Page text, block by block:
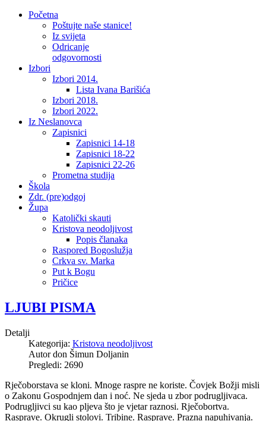
Početna
Poštujte naše stanice!
Iz svijeta
Odricanje
odgovornosti
Izbori
Izbori 2014.
Lista Ivana Barišića
Izbori 2018.
Izbori 2022.
Iz Neslanovca
Zapisnici
Zapisnici 14-18
Zapisnici 18-22
Zapisnici 22-26
Prometna studija
Škola
Zdr. (pre)odgoj
Župa
Katolički skauti
Kristova neodoljivost
Popis članaka
Raspored Bogoslužja
Crkva sv. Marka
Put k Bogu
Pričice
LJUBI PISMA
Detalji
Kategorija: Kristova neodoljivost
Autor don Šimun Doljanin
Pregledi: 2690
Rječoborstava se kloni. Mnoge raspre ne koriste. Čovjek Božji misli
o Zakonu Gospodnjem dan i noć. Ne sjeda u zbor podrugljivaca.
Podrugljivci su kao pljeva što je vjetar raznosi. Rječobortva.
Rasprave. Okrugli stolovi. Tribine. Rasprave. Prazna napuhivanja.